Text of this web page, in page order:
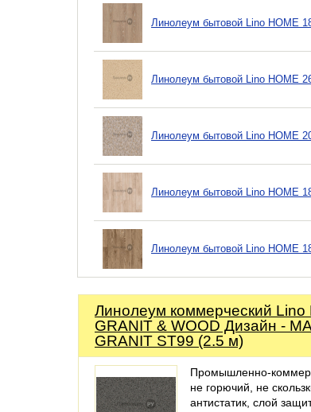
Линолеум бытовой Lino HOME
Линолеум бытовой Lino
Линолеум бытовой Lino
Линолеум бытовой Lino HOME
Линолеум бытовой Lino
Линолеум коммерческий Lino
GRANIT & WOOD Дизайн -
GRANIT ST99 (2.5 м)
Промышленно-
не горючий, не
антистатик, слой